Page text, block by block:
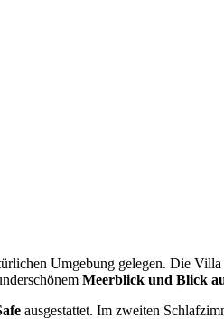
Umgebung gelegen. Die
Meerblick und Blick
ausgestattet. Im zweiten